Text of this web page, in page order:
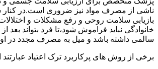
ناشی از مصرف مواد نیز ضروری است.در
بازیابی سلامت روحی و رفع مشکلات و
خانوادگی نباید فراموش شود،تا فرد بتواند بعد
سالمی داشته باشد و میل به مصرف مجدد در او
برخی از روش های پرکاربرد ترک اعتیاد عبارتند